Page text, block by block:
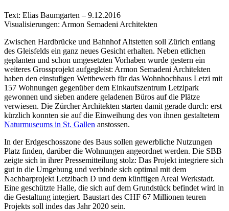
Text: Elias Baumgarten – 9.12.2016
Visualisierungen: Armon Semadeni Architekten
Zwischen Hardbrücke und Bahnhof Altstetten soll Zürich entlang
des Gleisfelds ein ganz neues Gesicht erhalten. Neben etlichen
geplanten und schon umgesetzten Vorhaben wurde gestern ein
weiteres Grossprojekt aufgegleist: Armon Semadeni Architekten
haben den einstufigen Wettbewerb für das Wohnhochhaus Letzi mit
157 Wohnungen gegenüber dem Einkaufszentrum Letzipark
gewonnen und sieben andere geladenen Büros auf die Plätze
verwiesen. Die Zürcher Architekten starten damit gerade durch: erst
kürzlich konnten sie auf die Einweihung des von ihnen gestaltetem
Naturmuseums in St. Gallen anstossen.
In der Erdgeschosszone des Baus sollen gewerbliche Nutzungen
Platz finden, darüber die Wohnungen angeordnet werden. Die SBB
zeigte sich in ihrer Pressemitteilung stolz: Das Projekt integriere sich
gut in die Umgebung und verbinde sich optimal mit dem
Nachbarprojekt Letzibach D und dem künftigen Areal Werkstadt.
Eine geschützte Halle, die sich auf dem Grundstück befindet wird in
die Gestaltung integiert. Baustart des CHF 67 Millionen teuren
Projekts soll indes das Jahr 2020 sein.